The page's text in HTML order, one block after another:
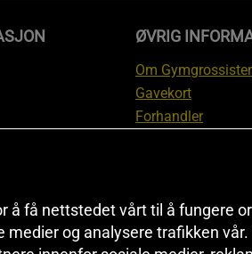
og
ØVRIG
Om
Gavekort
Forhandler
Sitemap
Black Friday
å få nettstedet vårt til å fungere
og analysere trafikken